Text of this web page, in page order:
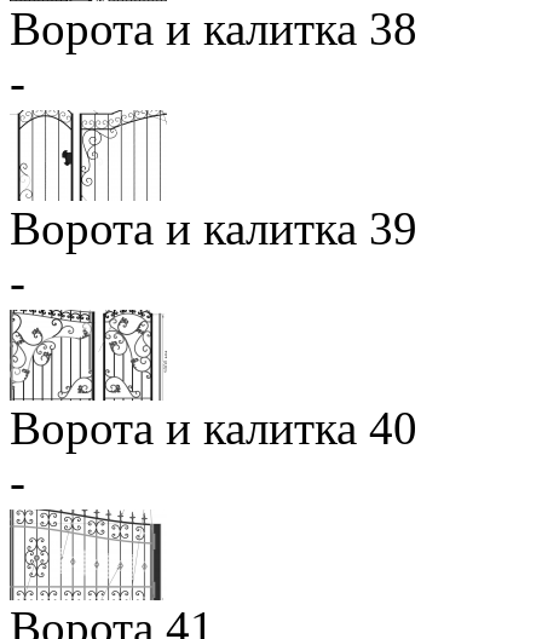
Ворота и калитка 38
-
Ворота и калитка 39
-
Ворота и калитка 40
-
Ворота 41